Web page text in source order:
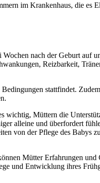
im Krankenhaus, die es
nach der Geburt auf
Reizbarkeit,
stattfindet.
wichtig, Müttern die
alleine und überfordert
von der Pflege des Babys
Mütter Erfahrungen und
und Entwicklung ihres